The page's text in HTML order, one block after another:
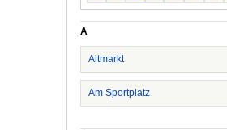
A
Altmarkt
Am Sportplatz